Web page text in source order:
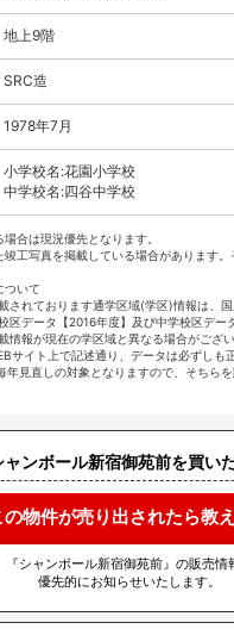
地上9階
SRC造
1978年7月
小学校名:花園小学校
中学校名:四谷中学校
合は現況優先となります。
工写真を掲載している場合があります
ついて
されております通学区域(学区)情報は、
区データ【2016年度】及び中学校区デー
情報が現在の学区域と異なる場合がござ
サイト上で記述通り、データは必ずしも
見直しの対象となりますので、そちらを
ャンボール新宿御苑前を買い
の物件が売り出されたら教
『シャンボール新宿御苑前』の販売情
優先的にお知らせいたします。